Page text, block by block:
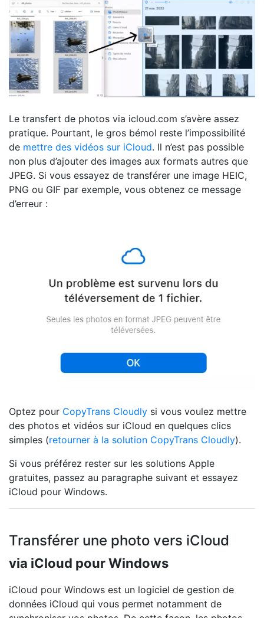
Le transfert de photos via icloud.com s’avère assez
pratique. Pourtant, le gros bémol reste l’impossibilité
de mettre des vidéos sur iCloud. Il n’est pas possible
non plus d’ajouter des images aux formats autres que
JPEG. Si vous essayez de transférer une image HEIC,
PNG ou GIF par exemple, vous obtenez ce message
d’erreur :
Optez pour CopyTrans Cloudly si vous voulez mettre
des photos et vidéos sur iCloud en quelques clics
simples (retourner à la solution CopyTrans Cloudly).
Si vous préférez rester sur les solutions Apple
gratuites, passez au paragraphe suivant et essayez
iCloud pour Windows.
Transférer une photo vers iCloud
via iCloud pour Windows
iCloud pour Windows est un logiciel de gestion de
données iCloud qui vous permet notamment de